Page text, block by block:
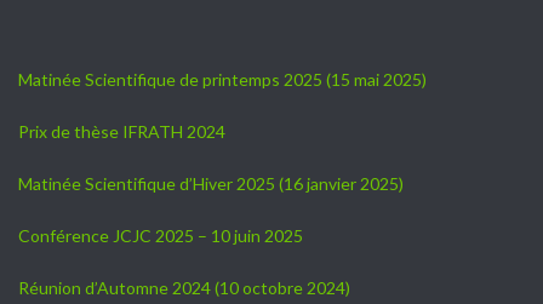
Matinée Scientifique de printemps 2025 (15 mai 2025)
Prix de thèse IFRATH 2024
Matinée Scientifique d’Hiver 2025 (16 janvier 2025)
Conférence JCJC 2025 – 10 juin 2025
Réunion d’Automne 2024 (10 octobre 2024)